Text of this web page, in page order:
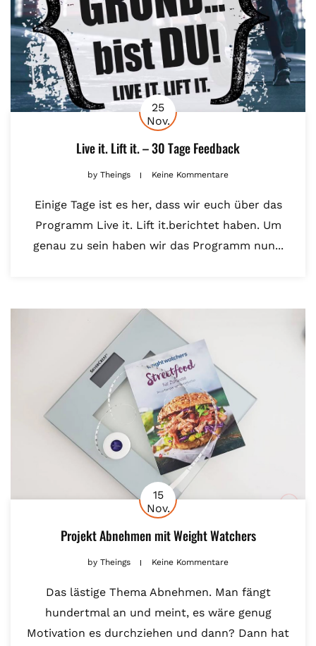
25
Nov.
Live it. Lift it. – 30 Tage Feedback
by Theings Keine Kommentare
Einige Tage ist es her, dass wir euch über das
Programm Live it. Lift it.berichtet haben. Um
genau zu sein haben wir das Programm nun...
15
Nov.
Projekt Abnehmen mit Weight Watchers
by Theings Keine Kommentare
Das lästige Thema Abnehmen. Man fängt
hundertmal an und meint, es wäre genug
Motivation es durchziehen und dann? Dann hat